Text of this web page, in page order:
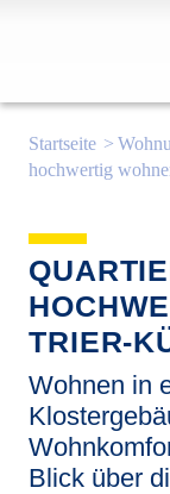
Startseite
hochwertig
TRIER-
Wohnen in
Blick über